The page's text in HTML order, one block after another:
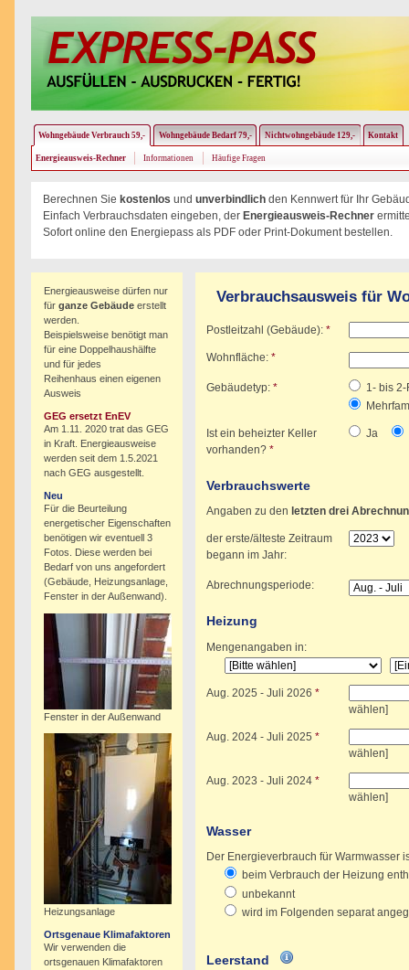
Wohngebäude Verbrauch 59,- Wohngebäude Bedarf 79,- Nichtwohngebäude 129,- Kontakt
Energieausweis-Rechner Informationen Häufige Fragen
Berechnen Sie kostenlos und unverbindlichden Kennwert für Ihr
Einfach Verbrauchsdaten eingeben, der Energieausweis-Rechner
Sofort online den Energiepass als PDF oder Print-Dokument bestellen.
Verbrauchsausweis für
Postleitzahl (Gebäude):*
Wohnfläche:*
Gebäudetyp:*
1- bis
Ist ein beheizter Keller
vorhanden?*
Ja
Verbrauchswerte
Angaben zu den letzten drei
der erste/älteste Zeitraum
begann im Jahr:
Abrechnungsperiode:
Heizung
Mengenangaben in:
Aug. 2025 - Juli 2026 *
wählen]
Aug. 2024- Juli 2025 *
wählen]
Aug. 2023 - Juli 2024*
wählen]
Wasser
Der Energieverbrauch für Warmwasser
beim Verbrauch der Heizung
unbekannt
wird im Folgenden separat
Leerstand
Energieausweise dürfen nur
fürganze Gebäude erstellt
werden.
Beispielsweise benötigt man
für eine Doppelhaushälfte
und für jedes
Reihenhaus einen eigenen
Ausweis
GEG ersetzt EnEV
Am 1.11. 2020 trat das GEG
in Kraft. Energieausweise
werden seit dem 1.5.2021
nach GEG ausgestellt.
Neu
Für die Beurteilung
energetischer Eigenschaften
benötigen wir eventuell 3
Fotos. Diese werden bei
Bedarf von uns angefordert
(Gebäude, Heizungsanlage,
Fenster in der Außenwand).
Fenster in der Außenwand
Heizungsanlage
Ortsgenaue Klimafaktoren
Wir verwenden die
ortsgenauen Klimafaktoren